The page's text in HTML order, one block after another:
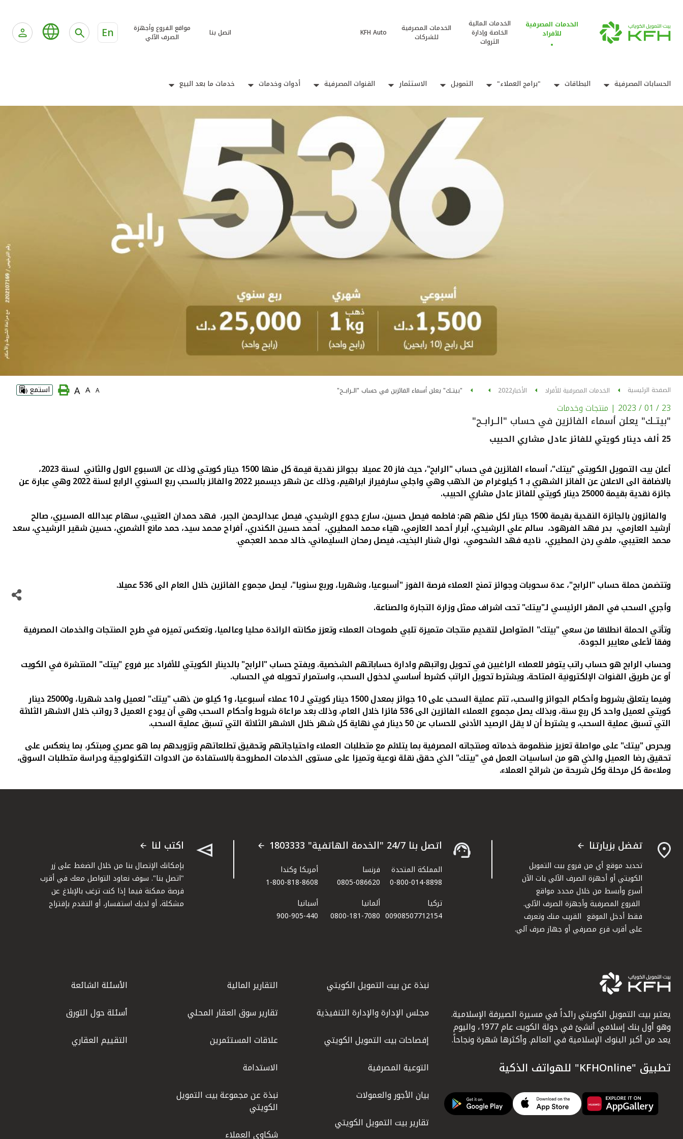
الخدمات المصرفية
للأفراد
الخدمات المالية
الخاصة وإدارة
الثروات
الخدمات المصرفية
للشركات
KFH Auto اتصل بنا
مواقع الفروع وأجهزة
الصرف الآلي
En
الحسابات المصرفية البطاقات "برامج العملاء" التمويل الاستثمار القنوات المصرفية أدوات وخدمات خدمات ما بعد البيع
الصفحة الرئيسية الخدمات المصرفية للأفراد الأخبار2022 "بيتــك" يعلن أسماء الفائزين في حساب "الــرابــح" A
A
A استمع
23 / 01 / 2023 | منتجات وخدمات
"بيتــك" يعلن أسماء الفائزين في حساب "الــرابــح"
25 ألف دينار كويتي للفائز عادل مشاري الحبيب
أعلن بيت التمويل الكويتي "بيتك"، أسماء الفائزين في حساب "الرابح"، حيث فاز20عميلا بجوائز نقدية قيمة كل منها 1500 دينار كويتي وذلك عن الاسبوع الاول والثاني لسنة 2023،
بالاضافة الى الاعلان عن الفائز الشهري بـ 1 كيلوغرام من الذهب وهي واجلي سارفيراز ابراهيم، وذلك عن شهر ديسمبر 2022 والفائز بالسحب ربع السنوي الرابع لسنة 2022 وهي عبارة عن
جائزة نقدية بقيمة25000دينار كويتي للفائز عادل مشاري الحبيب.
والفائزون بالجائزة النقدية بقيمة 1500 دينار لكل منهم هم:
فاطمه فيصل حسين،سارع جدوع الرشيدي، فيصل عبدالرحمن الجبر، فهد حمدان العتيبي، سهام عبدالله المسيري، صالح
أرشيد العازمي، بدر فهد الفرهود، سالم علي الرشيدي، أبرار أحمد العازمي، هياء محمد المطيري، أحمد حسين الكندري، أفراح محمد سيد، حمد مانع الشمري، حسين شقير الرشيدي، سعد
محمد العتيبي، ملفي ردن المطيري، ناديه فهد الشحومي، نوال شنار البخيت، فيصل رمحان السليماني، خالد محمد العجمي.
وتتضمن حملة حساب "الرابح"، عدة سحوبات وجوائز تمنح العملاء فرصة الفوز "أسبوعيا، وشهريا، وربع سنويا"، ليصل مجموع الفائزين خلال العام الى 536 عميلا.
وأجري السحب في المقر الرئيسي لـ"بيتك" تحت اشراف ممثل وزارة التجارة والصناعة.
وتأتي الحملة انطلاقا من سعي "بيتك" المتواصل لتقديم منتجات متميزة تلبي طموحات العملاء وتعزز مكانته الرائدة محليا وعالميا، وتعكس تميزه في طرح المنتجات والخدمات المصرفية
وفقا لأعلى معايير الجودة.
وحساب الرابح هو حساب راتب يتوفر للعملاء الراغبين في تحويل رواتبهم وادارة حساباتهم الشخصية. ويفتح حساب "الرابح" بالدينار الكويتي للأفرادعبر فروع "بيتك" المنتشرة في الكويت
أو عن طريق القنوات الإلكترونية المتاحة، ويشترط تحويل الراتب كشرط أساسي لدخول السحب، واستمرار تحويله في الحساب.
وفيما يتعلق بشروط وأحكام الجوائز والسحب، تتم عملية السحب على 10 جوائز بمعدل 1500 دينار كويتي لـ 10 عملاء أسبوعيا، و1 كيلو من ذهب "بيتك" لعميل واحد شهريا، و25000 دينار
كويتي لعميل واحد كل ربع سنة، وبذلك يصل مجموع العملاء الفائزين الى 536 فائزا خلال العام، وذلك بعد مراعاة شروط وأحكام السحب وهي أن يودع العميل 3 رواتب خلال الاشهر الثلاثة
التي تسبق عملية السحب، و يشترط أن لا يقل الرصيد الأدنى للحساب عن 50 دينار في نهاية كل شهر خلال الاشهر الثلاثة التي تسبق عملية السحب.
ويحرص "بيتك" على مواصلة تعزيز منظمومة خدماته ومنتجاته المصرفية بما يتلائم مع متطلبات العملاء واحتياجاتهم وتحقيق تطلعاتهم وتزويدهم بما هو عصري ومبتكر، بما ينعكس على
تحقيق رضا العميل والذي هو من اساسيات العمل في "بيتك" الذي حقق نقلة نوعية وتميزا على مستوى الخدمات المطروحة بالاستفادة من الادوات التكنولوجية ودراسة متطلبات السوق،
وملاءمة كل مرحلة وكل شريحة من شرائح العملاء.
تفضل بزيارتنا
تحديد موقع أي من فروع بيت التمويل
الكويتي أو أجهزة الصرف الآلي بات الآن
أسرع وأبسط من خلال محدد مواقع
الفروع المصرفية وأجهزة الصرف الآلي.
فقط أدخل الموقع القريب منك وتعرف
على أقرب فرع مصرفي أو جهاز صرف آلي.
اتصل بنا 24/7 "الخدمة الهاتفية" 1803333
المملكة المتحدة
0-800-014-8898
فرنسا
0805-086620
أمريكا وكندا
1-800-818-8608
تركيا
00908507712154​
ألمانيا
0800-181-7080
أسبانيا
900-905-440
اكتب لنا
بإمكانك الإتصال بنا من خلال الضغط على زر
"اتصل بنا". سوف نعاود التواصل معك في أقرب
فرصة ممكنة فيما إذا كنت ترغب بالإبلاغ عن
مشكلة، أو لديك استفسار، أو التقدم بإقتراح
يعتبر بيت التمويل الكويتي رائداً في مسيرة الصيرفة الإسلامية.
وهو أول بنك إسلامي أنشئ في دولة الكويت عام 1977، واليوم
يعد من أكبر البنوك الإسلامية في العالم. وأكثرها شهرة ونجاحاً.
تطبيق "KFHOnline" للهواتف الذكية
نبذة عن بيت التمويل الكويتي
مجلس الإدارة والإدارة التنفيذية
إفصاحات بيت التمويل الكويتي
التوعية المصرفية
بيان الأجور والعمولات
تقارير بيت التمويل الكويتي
التقارير المالية
تقارير سوق العقار المحلي
علاقات المستثمرين
الاستدامة
نبذة عن مجموعة بيت التمويل
الكويتي
شكاوى العملاء
الأسئلة الشائعة
أسئلة حول التورق
التقييم العقاري